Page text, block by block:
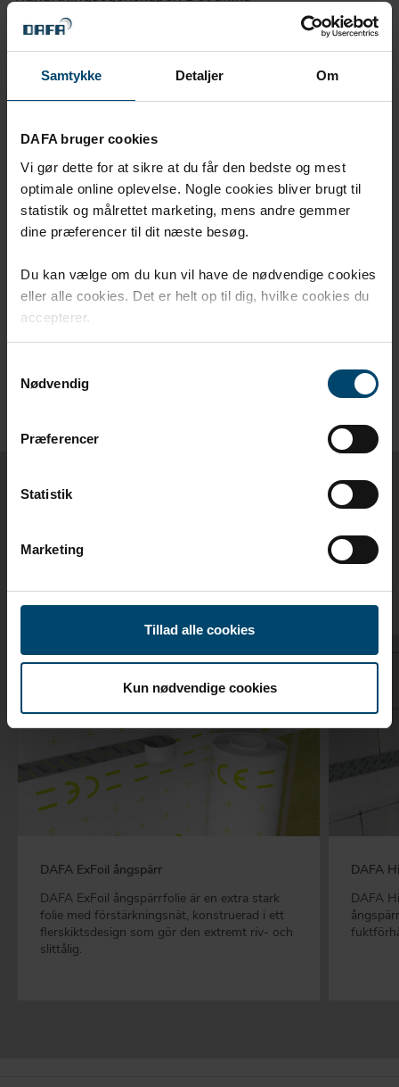
Samtykke Detaljer Om
DAFA bruger cookies
Vi gør dette for at sikre at du får den bedste og mest
optimale online oplevelse. Nogle cookies bliver brugt til
statistik og målrettet marketing, mens andre gemmer
dine præferencer til dit næste besøg.
Du kan vælge om du kun vil have de nødvendige cookies
eller alle cookies. Det er helt op til dig, hvilke cookies du
accepterer.
Nødvendig
Præferencer
Statistik
Marketing
Tillad alle cookies
Kun nødvendige cookies
akryldispersionslimmet bibehåller sin höga prestanda
även när det utsätts för fukt och ånga, vilket ökar
tätningens förväntade livslängd, särskilt för
byggmaterial som utsätts för expansion och
kontraktion.
Fördelar
Förvikt till 12/48 respektive 30/30 mm
Split-liner
Del av DAFA AirStop System
Tätar svåra hörnfogar
Stark vidhäftande
DAFA EzyFold en deklarerad produkt i Supply
Chain Declaration Portal for New Construction
Generation 4.
DAFA ExFoil ångspärr
DAFA ExFoil ångspärrfolie är en extra stark
folie med förstärkningsnät, konstruerad i ett
flerskiktsdesign som gör den extremt riv- och
slittålig.
DAFA
DAFA